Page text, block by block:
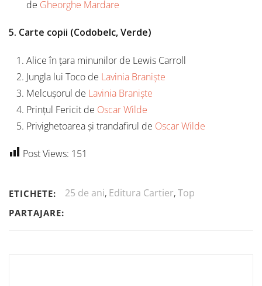
de Gheorghe Mardare
5. Carte copii (Codobelc, Verde)
Alice în țara minunilor de Lewis Carroll
Jungla lui Toco de Lavinia Braniște
Melcușorul de Lavinia Braniște
Prințul Fericit de Oscar Wilde
Privighetoarea și trandafirul de Oscar Wilde
Post Views: 151
ETICHETE: 25 de ani, Editura Cartier,Top
PARTAJARE: